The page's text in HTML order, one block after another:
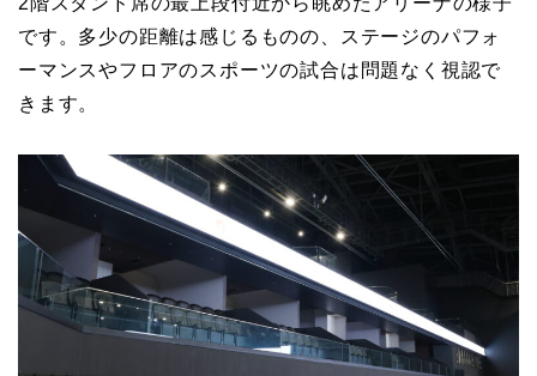
です。多少の距離は感じるものの、ステージのパフォ
ーマンスやフロアのスポーツの試合は問題なく視認で
きます。